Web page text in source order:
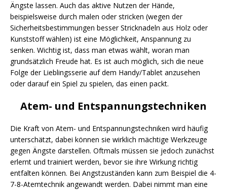
Ängste lassen. Auch das aktive Nutzen der Hände,
beispielsweise durch malen oder stricken (wegen der
Sicherheitsbestimmungen besser Stricknadeln aus Holz oder
Kunststoff wählen) ist eine Möglichkeit, Anspannung zu
senken. Wichtig ist, dass man etwas wählt, woran man
grundsätzlich Freude hat. Es ist auch möglich, sich die neue
Folge der Lieblingsserie auf dem Handy/Tablet anzusehen
oder darauf ein Spiel zu spielen, das einen packt.
Atem- und Entspannungstechniken
Die Kraft von Atem- und Entspannungstechniken wird häufig
unterschätzt, dabei können sie wirklich mächtige Werkzeuge
gegen Ängste darstellen. Oftmals müssen sie jedoch zunächst
erlernt und trainiert werden, bevor sie ihre Wirkung richtig
entfalten können. Bei Angstzuständen kann zum Beispiel die 4-
7-8-Atemtechnik angewandt werden. Dabei nimmt man eine